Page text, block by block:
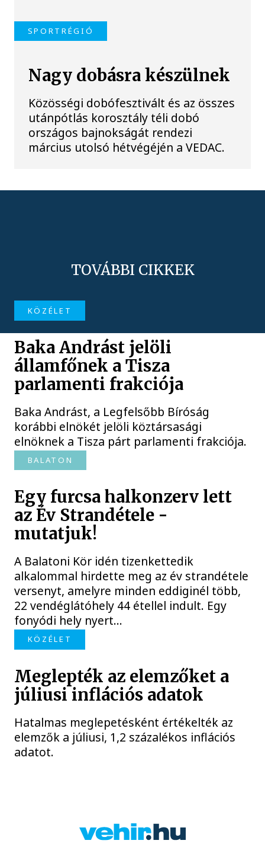
SPORTRÉGIÓ
Nagy dobásra készülnek
Közösségi dobófesztivált és az összes
utánpótlás korosztály téli dobó
országos bajnokságát rendezi
március utolsó hétvégéjén a VEDAC.
TOVÁBBI CIKKEK
KÖZÉLET
Baka Andrást jelöli
államfőnek a Tisza
parlamenti frakciója
Baka Andrást, a Legfelsőbb Bíróság
korábbi elnökét jelöli köztársasági
elnöknek a Tisza párt parlamenti frakciója.
BALATON
Egy furcsa halkonzerv lett
az Év Strandétele -
mutatjuk!
A Balatoni Kör idén tizenkettedik
alkalommal hirdette meg az év strandétele
versenyt, amelyre minden eddiginél több,
22 vendéglátóhely 44 étellel indult. Egy
fonyódi hely nyert...
KÖZÉLET
Meglepték az elemzőket a
júliusi inflációs adatok
Hatalmas meglepetésként értékelték az
elemzők a júliusi, 1,2 százalékos inflációs
adatot.